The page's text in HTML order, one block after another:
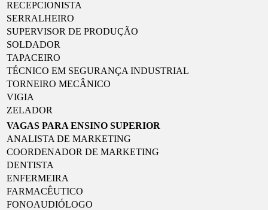
RECEPCIONISTA
SERRALHEIRO
SUPERVISOR DE PRODUÇÃO
SOLDADOR
TAPACEIRO
TÉCNICO EM SEGURANÇA INDUSTRIAL
TORNEIRO MECÂNICO
VIGIA
ZELADOR
VAGAS PARA ENSINO SUPERIOR
ANALISTA DE MARKETING
COORDENADOR DE MARKETING
DENTISTA
ENFERMEIRA
FARMACÊUTICO
FONOAUDIÓLOGO